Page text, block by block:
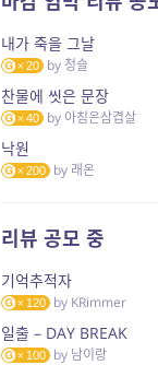
내가 죽을 그날
20 by 청슬
찬물에 씻은 문장
40 by 아침은삼겹살
낙원
200 by 래온
리뷰 공모 중
기억추적자
120 by KRimmer
일출 – DAY BREAK
100 by 남이랑